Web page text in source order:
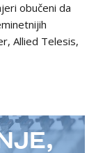
obučeni da
Allied Telesis,